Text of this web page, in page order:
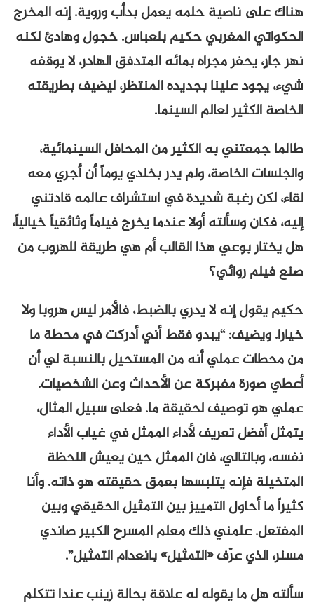
هناك على ناصية حلمه يعمل بدأب وروية. إنه المخرج
الحكواتي المغربي حكيم بلعباس. خجول وهادئ لكنه
نهر جارٍ، يحفر مجراه بمائه المتدفق الهادر، لا يوقفه
شيء، يجود علينا بجديده المنتظر، ليضيف بطريقته
الخاصة الكثير لعالم السينما.
طالما جمعتني به الكثير من المحافل السينمائية،
والجلسات الخاصة، ولم يدر بخلدي يوماً أن أجري معه
لقاء، لكن رغبة شديدة في استشراف عالمه قادتني
إليه، فكان وسألته أولا عندما يخرج فيلماً وثائقياً خيالياً،
هل يختار بوعي هذا القالب أم هي طريقة للهروب من
صنع فيلم روائي؟
حكيم يقول إنه لا يدري بالضبط، فالأمر ليس هروبا ولا
خيارا. ويضيف: “يبدو فقط أني أدركت في محطة ما
من محطات عملي أنه من المستحيل بالنسبة لي أن
أعطي صورة مفبركة عن الأحداث وعن الشخصيات.
عملي هو توصيف لحقيقة ما. فعلى سبيل المثال،
يتمثل أفضل تعريف لأداء الممثل في غياب الأداء
نفسه، وبالتالي، فان الممثل حين يعيش اللحظة
المتخيلة فإنه يتلبسها بعمق حقيقته هو ذاته. وأنا
كثيراً ما أحاول التمييز بين التمثيل الحقيقي وبين
المفتعل. علمني ذلك معلم المسرح الكبير صاندي
مسنر، الذي عرّف «التمثيل» بانعدام التمثيل”.
سألته هل ما يقوله له علاقة بحالة زينب عندا تتكلم